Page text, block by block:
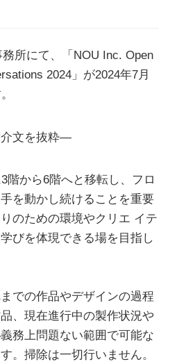
所にて、「NOU Inc. Open
2024」が2024年7月
文を抜粋—
階から6階へと移転し、フロ
を動かし続けることを重要
のための環境やクリエ イテ
びを体現できる場を目指し
での作品やデザインの過程
、現在進行中の製作状況や
務上問題ない範囲で可能な
。掃除は一切行いません。